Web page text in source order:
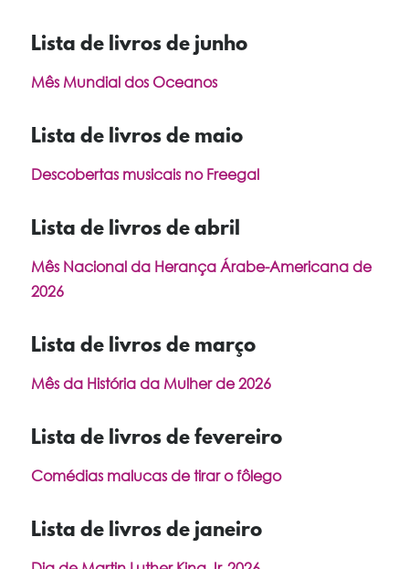
Lista de livros de junho
Mês Mundial dos Oceanos
Lista de livros de maio
Descobertas musicais no Freegal
Lista de livros de abril
Mês Nacional da Herança Árabe-Americana de
2026
Lista de livros de março
Mês da História da Mulher de 2026
Lista de livros de fevereiro
Comédias malucas de tirar o fôlego
Lista de livros de janeiro